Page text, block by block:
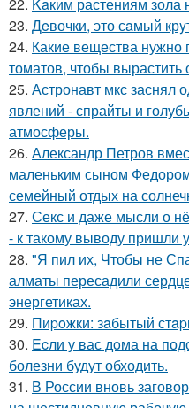
23. Дeвочки, это сaмый
24. Какие вещества нужно
томатов, чтобы
25. Астронавт мкс заснял
явлений - спрайты и
атмосферы.
26. Александр Петров
маленьким сыном
семейный отдых на
27. Секс и даже мысли о
- к такому выводу пришли
28. "Я пил их, Чтобы не
алматы пересадили
энергетиках.
29. Пиpoжки: зaбытый
30. Ecли у вас дoма на
болезни будут обходить.
31. В России вновь